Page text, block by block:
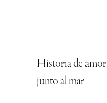
Historia de amor
junto al mar